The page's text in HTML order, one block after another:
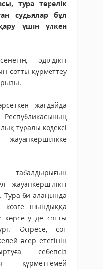
тура төрелік
судьялар бұл
үшін үлкен
әділдікті
сотты құрметтеу
жағдайда
туралы кодексі
жауапкершілікті
Тура би алаңында
көзге шындыққа
көрсету де сотты
Әсіресе, сот
әсер ететінін
себепсіз
құрметтемей